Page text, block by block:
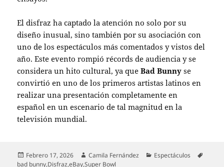
El disfraz ha captado la atención no solo por su
diseño inusual, sino también por su asociación con
uno de los espectáculos más comentados y vistos del
año. Este evento rompió récords de audiencia y se
considera un hito cultural, ya queBad Bunny se
convirtió en uno de los primeros artistas latinos en
realizar una presentación completamente en
español en un escenario de tal magnitud en la
televisión mundial.
Publicado
el
Febrero 17, 2026 Autor
Camila Fernández Categorías
Espectáculos
bad bunny,Disfraz,eBay,Super Bowl